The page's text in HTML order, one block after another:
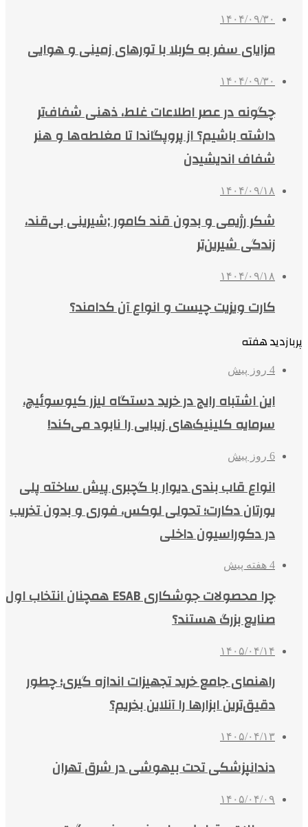
۱۴۰۴/۰۹/۳۰
مزایای سفر به کربلا با تورهای زمینی و هوایی
۱۴۰۴/۰۹/۳۰
چگونه در عصر اطلاعات غلط، ذهنی شفاف‌تر
داشته باشیم؟ از پروپگاندا تا مغلطه‌ها و هنر
شفاف اندیشیدن
۱۴۰۴/۰۹/۱۸
شکر رژیمی و بدون قند کامور ;شیرینی بی‌قند،
زندگی شیرین‌تر
۱۴۰۴/۰۹/۱۸
کارت ویزیت چیست و انواع آن کدامند؟
پربازدید هفته
4 روز پیش
این اشتباه رایج در خرید دستگاه لیزر کیوسوئیچ،
سرمایه کلینیک‌های زیبایی را نابود می‌کند!
6 روز پیش
انواع قاب بندی دیوار با گچبری پیش ساخته پلی
یورتان دکارت؛ تحولی لوکس، فوری و بدون تخریب
در دکوراسیون داخلی
4 هفته پیش
چرا محصولات جوشکاری ESAB همچنان انتخاب اول
صنایع بزرگ هستند؟
۱۴۰۵/۰۴/۱۴
راهنمای جامع خرید تجهیزات اندازه گیری؛ چطور
دقیق‌ترین ابزارها را آنلاین بخریم؟
۱۴۰۵/۰۴/۱۳
دندانپزشکی تحت بیهوشی در شرق تهران
۱۴۰۵/۰۴/۰۹